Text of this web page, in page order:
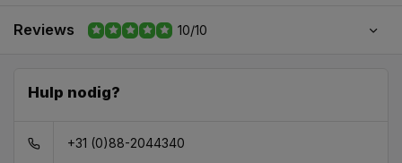
Reviews 10/10
Hulp nodig?
+31 (0)88-2044340